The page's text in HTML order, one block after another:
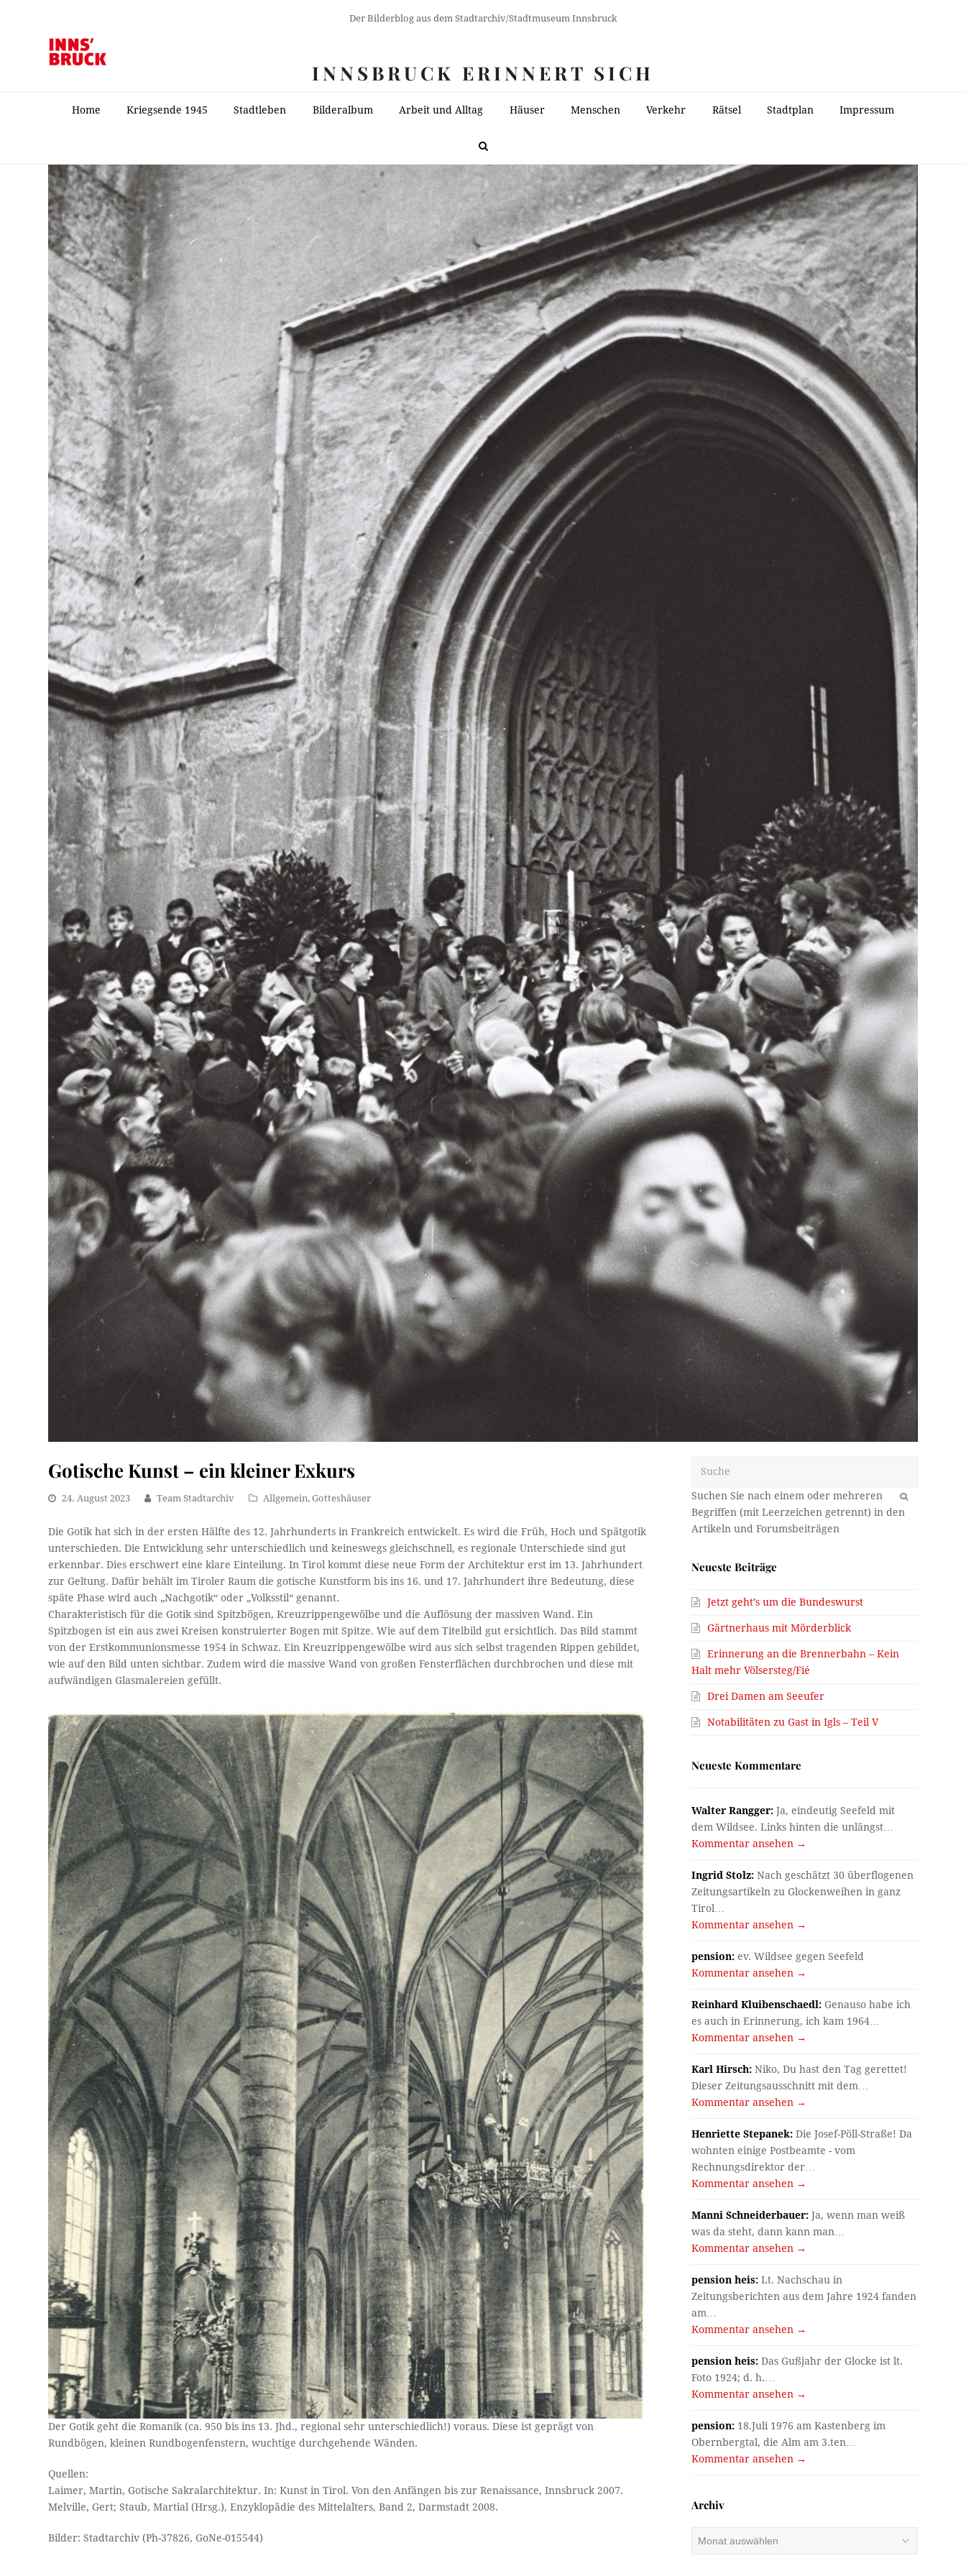
Der Bilderblog aus dem Stadtarchiv/Stadtmuseum Innsbruck
INNSBRUCK ERINNERT SICH
Home Kriegsende 1945 Stadtleben Bilderalbum Arbeit und Alltag Häuser Menschen Verkehr Rätsel Stadtplan Impressum
Gotische Kunst – ein kleiner Exkurs
24. August 2023 Team Stadtarchiv Allgemein,Gotteshäuser
Die Gotik hat sich in der ersten Hälfte des 12. Jahrhunderts in Frankreich entwickelt. Es wird die Früh, Hoch und Spätgotik
unterschieden. Die Entwicklung sehr unterschiedlich und keineswegs gleichschnell, es regionale Unterschiede sind gut
erkennbar. Dies erschwert eine klare Einteilung. In Tirol kommt diese neue Form der Architektur erst im 13. Jahrhundert
zur Geltung. Dafür behält im Tiroler Raum die gotische Kunstform bis ins 16. und 17. Jahrhundert ihre Bedeutung, diese
späte Phase wird auch „Nachgotik“ oder „Volksstil“ genannt.
Charakteristisch für die Gotik sind Spitzbögen, Kreuzrippengewölbe und die Auflösung der massiven Wand. Ein
Spitzbogen ist ein aus zwei Kreisen konstruierter Bogen mit Spitze. Wie auf dem Titelbild gut ersichtlich. Das Bild stammt
von der Erstkommunionsmesse 1954 in Schwaz. Ein Kreuzrippengewölbe wird aus sich selbst tragenden Rippen gebildet,
wie auf den Bild unten sichtbar. Zudem wird die massive Wand von großen Fensterflächen durchbrochen und diese mit
aufwändigen Glasmalereien gefüllt.
Der Gotik geht die Romanik (ca. 950 bis ins 13. Jhd., regional sehr unterschiedlich!) voraus. Diese ist geprägt von
Rundbögen, kleinen Rundbogenfenstern, wuchtige durchgehende Wänden.
Quellen:
Laimer, Martin, Gotische Sakralarchitektur. In: Kunst in Tirol. Von den Anfängen bis zur Renaissance, Innsbruck 2007.
Melville, Gert; Staub, Martial (Hrsg.), Enzyklopädie des Mittelalters, Band 2, Darmstadt 2008.
Bilder: Stadtarchiv (Ph-37826, GoNe-015544)
OK
Neueste Beiträge
Jetzt geht’s um die Bundeswurst
Gärtnerhaus mit Mörderblick
Erinnerung an die Brennerbahn – Kein
Halt mehr Völsersteg/Fié
Drei Damen am Seeufer
Notabilitäten zu Gast in Igls – Teil V
Neueste Kommentare
Walter Rangger: Ja, eindeutig Seefeld mit
dem Wildsee. Links hinten die unlängst…
Kommentar ansehen →
Ingrid Stolz: Nach geschätzt 30 überflogenen
Zeitungsartikeln zu Glockenweihen in ganz
Tirol…
Kommentar ansehen →
pension: ev. Wildsee gegen Seefeld
Kommentar ansehen →
Reinhard Kluibenschaedl: Genauso habe ich
es auch in Erinnerung, ich kam 1964…
Kommentar ansehen →
Karl Hirsch: Niko, Du hast den Tag gerettet!
Dieser Zeitungsausschnitt mit dem…
Kommentar ansehen →
Henriette Stepanek: Die Josef-Pöll-Straße! Da
wohnten einige Postbeamte - vom
Rechnungsdirektor der…
Kommentar ansehen →
Manni Schneiderbauer: Ja, wenn man weiß
was da steht, dann kann man…
Kommentar ansehen →
pension heis: Lt. Nachschau in
Zeitungsberichten aus dem Jahre 1924 fanden
am…
Kommentar ansehen →
pension heis: Das Gußjahr der Glocke ist lt.
Foto 1924; d. h.…
Kommentar ansehen →
pension: 18.Juli 1976 am Kastenberg im
Obernbergtal, die Alm am 3.ten…
Kommentar ansehen →
Archiv
Archiv